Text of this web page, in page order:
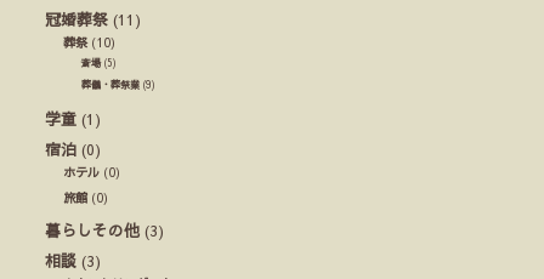
冠婚葬祭 (11)
葬祭(10)
斎場(5)
葬儀・葬祭業 (9)
学童 (1)
宿泊 (0)
ホテル (0)
旅館 (0)
暮らしその他 (3)
相談 (3)